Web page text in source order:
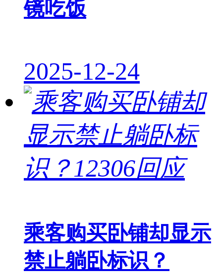
镜吃饭
2025-12-24
乘客购买卧铺却显示
禁止躺卧标识？